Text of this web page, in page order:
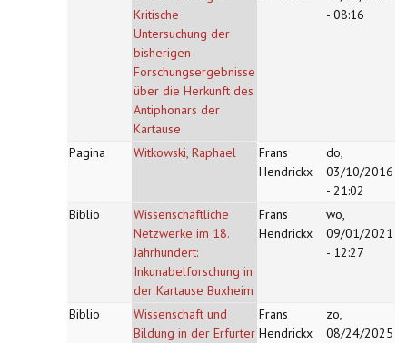
Kritische
Untersuchung der
bisherigen
Forschungsergebnisse
über die Herkunft des
Antiphonars der
Kartause
- 08:16
Pagina Witkowski, Raphael
Frans
Hendrickx
do,
03/10/2016
- 21:02
Biblio
Wissenschaftliche
Netzwerke im 18.
Jahrhundert:
Inkunabelforschung in
der Kartause Buxheim
Frans
Hendrickx
wo,
09/01/2021
- 12:27
Biblio
Wissenschaft und
Bildung in der Erfurter
Frans
Hendrickx
zo,
08/24/2025